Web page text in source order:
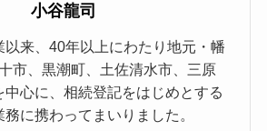
小谷龍司
以来、40年以上にわたり地元・幡
市、黒潮町、土佐清水市、三原
心に、相続登記をはじめとする
に携わってまいりました。